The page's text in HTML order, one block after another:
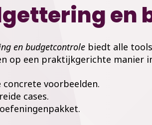
en
en budgetcontrole biedt alle
op een praktijkgerichte manier
concrete voorbeelden.
cases.